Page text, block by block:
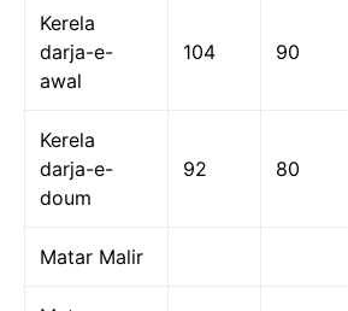
Kerela
darja-e-
awal
104 90
Kerela
darja-e-
doum
92 80
Matar Malir